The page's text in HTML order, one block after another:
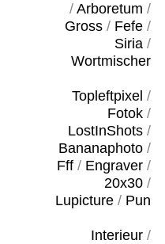
/ Arboretum /
Gross/ Fefe/
Siria/
Wortmischer
Topleftpixel /
Fotok/
LostInShots/
Bananaphoto/
Fff/ Engraver/
20x30/
Lupicture/ Pun
Interieur/